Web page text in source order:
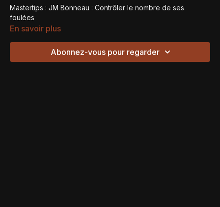
Mastertips : JM Bonneau : Contrôler le nombre de ses
foulées
En savoir plus
Abonnez-vous pour regarder